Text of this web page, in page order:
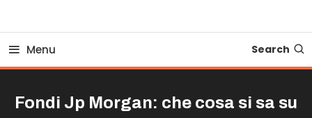
Menu Search
Fondi Jp Morgan: che cosa si sa su